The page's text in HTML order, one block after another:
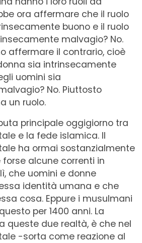
ora affermare che il ruolo
buono e il ruolo
malvagio? No.
affermare il contrario, cioè
sia intrinsecamente
uomini sia
No. Piuttosto
un ruolo.
principale oggigiorno tra
e la fede islamica. Il
ha ormai sostanzialmente
alcune correnti in
che uomini e donne
identità umana e che
cosa. Eppure i musulmani
per 1400 anni. La
queste due realtà, è che nel
-sorta come reazione al